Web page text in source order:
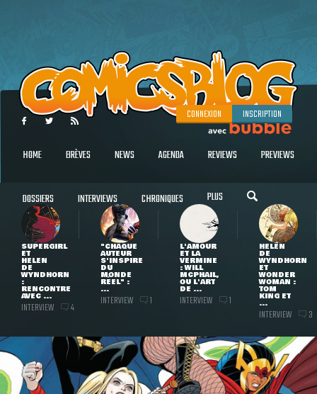
CONNEXION INSCRIPTION
HOME BRÈVES NEWS AGENDA REVIEWS PREVIEWS
DOSSIERS INTERVIEWS CHRONIQUES PLUS
SUPERGIRL
ET
HELEN
DE
WYNDHORN
:
RENCONTRE
AVEC ...
INTERVIEW 4
"CHAQUE
AUTEUR
S'INSPIRE
DU
MONDE
RÉEL" :
...
INTERVIEW 1
L'AMOUR
ET LA
VERMINE
: WILL
MCPHAIL,
OU L'ART
DE ...
INTERVIEW 1
HELEN
DE
WYNDHORN
ET
WONDER
WOMAN :
TOM
KING ET
...
INTERVIEW 3